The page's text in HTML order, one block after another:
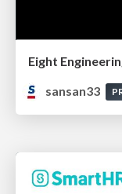
Eight
sansan33